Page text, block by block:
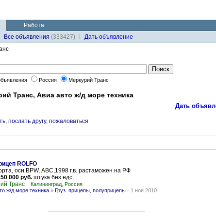
Работа
Все объявления (333427)
Дaть объявление
Россия Меркурий Транс
Транс, Авиа авто ж/д море техника
Дать
, послать другу, пожаловаться
ROLFO
оси BPW, АВС,1998 г.в. растаможен на РФ
000 руб. штука без ндс
Транс
Калининград, Россия
ж/д море техника » Груз. прицепы, полуприцепы - 1 ноя 2010